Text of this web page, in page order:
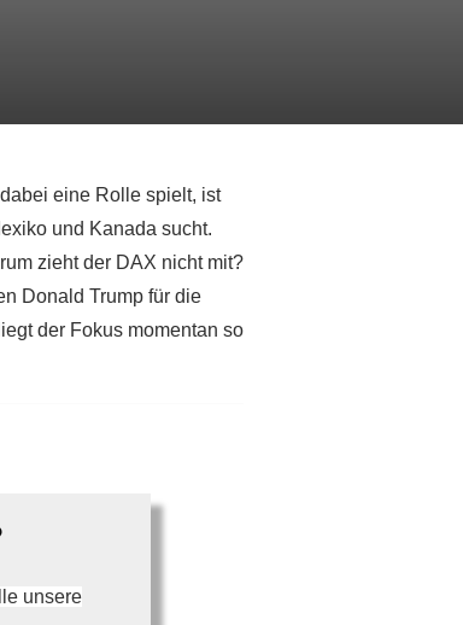
eine Rolle spielt, ist
und Kanada sucht.
zieht der DAX nicht mit?
Donald Trump für die
der Fokus momentan so
unsere